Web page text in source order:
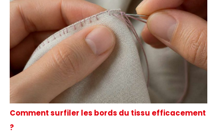
Comment surfiler les bords du tissu efficacement
?